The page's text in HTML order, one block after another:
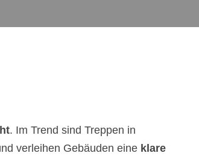
. Im Trend sind Treppen in
verleihen Gebäuden eine klare